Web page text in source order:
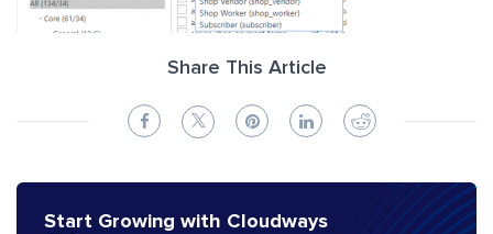
Share This Article
Start Growing with Cloudways